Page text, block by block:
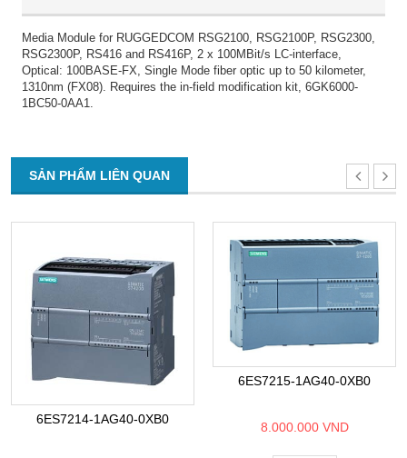
Media Module for RUGGEDCOM RSG2100, RSG2100P, RSG2300,
RSG2300P, RS416 and RS416P, 2 x 100MBit/s LC-interface,
Optical: 100BASE-FX, Single Mode fiber optic up to 50 kilometer,
1310nm (FX08). Requires the in-field modification kit, 6GK6000-
1BC50-0AA1.
SẢN PHẨM LIÊN QUAN
6ES7214-1AG40-0XB0
6ES7215-1AG40-0XB0
8.000.000 VND